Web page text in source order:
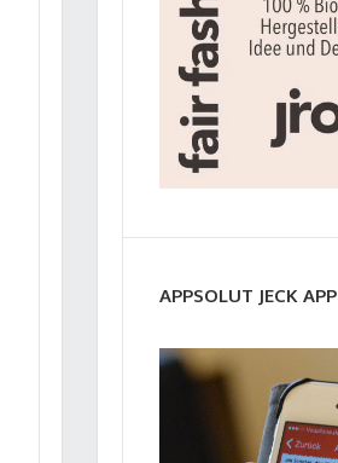
APPSOLUT JECK APP